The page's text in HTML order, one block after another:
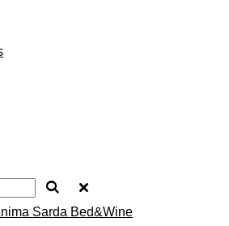
Sarda Bed&Wine